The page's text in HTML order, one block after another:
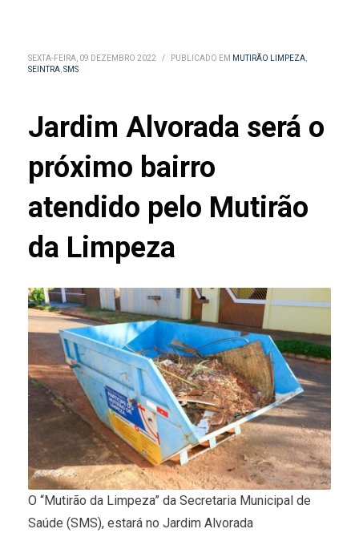
SEXTA-FEIRA, 09 DEZEMBRO 2022 / PUBLICADO EM MUTIRÃO LIMPEZA,
SEINTRA,SMS
Jardim Alvorada será o
próximo bairro
atendido pelo Mutirão
da Limpeza
O “Mutirão da Limpeza” da Secretaria Municipal de
Saúde (SMS), estará no Jardim Alvorada